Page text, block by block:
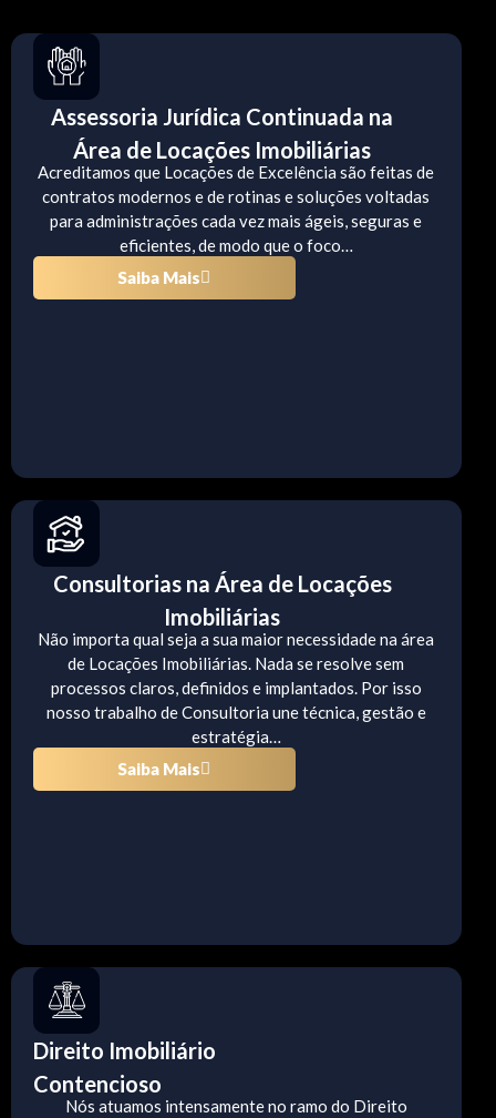
Assessoria Jurídica Continuada na
Área de Locações Imobiliárias
Acreditamos que Locações de Excelência são feitas de
contratos modernos e de rotinas e soluções voltadas
para administrações cada vez mais ágeis, seguras e
eficientes, de modo que o foco…
Saiba Mais
Consultorias na Área de Locações
Imobiliárias
Não importa qual seja a sua maior necessidade na área
de Locações Imobiliárias. Nada se resolve sem
processos claros, definidos e implantados. Por isso
nosso trabalho de Consultoria une técnica, gestão e
estratégia…
Saiba Mais
Direito Imobiliário
Contencioso
Nós atuamos intensamente no ramo do Direito